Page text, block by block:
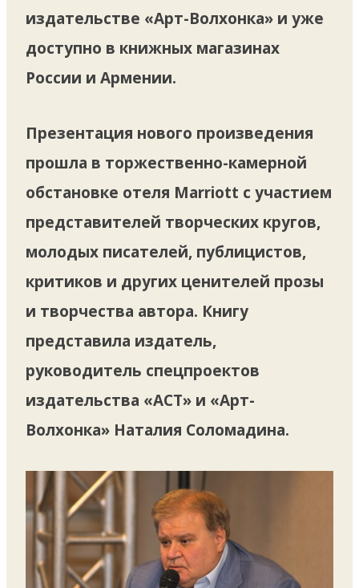
издательстве «Арт-Волхонка» и уже
доступно в книжных магазинах
России и Армении.
Презентация нового произведения
прошла в торжественно-камерной
обстановке отеля Marriott с участием
представителей творческих кругов,
молодых писателей, публицистов,
критиков и других ценителей прозы
и творчества автора. Книгу
представила издатель,
руководитель спецпроектов
издательства «АСТ» и «Арт-
Волхонка» Наталия Соломадина.